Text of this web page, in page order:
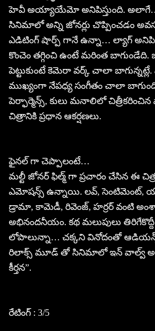
హెవీ అయ్యాయేమో అనిపిస్తుంది. అలాగే…
సినిమాలో అన్ని జోనర్లు చొప్పించడం
ఎడిటింగ్ షార్ప్ గానే ఉన్నా… ల్యాగ్
కొంచెం తగ్గించి ఉంటే మరింత బాగుండేది.
పెట్టుకుంటే కెమెరా వర్క్ చాలా
ముఖ్యంగా నేపధ్య సంగీతం చాలా
పెర్ఫార్మెన్స్, కులు మనాలిలో
చిత్రానికి ప్రధాన ఆకర్షణలు.
ఫైనల్ గా చెప్పాలంటే…
మల్టీ జోనర్ ఫిల్మ్ గా ప్రచారం చేసిన ఈ
ఎమోషన్స్ ఉన్నాయి. లవ్, సెంటిమెంట్,
డ్రామా, కామెడీ, రివెంజ్, హర్రర్ వంటి
అభినందనీయం. కథ మలుపులు తిరిగేకొద్దీ
లోపాలున్నా… చక్కని వినోదంతో ఆడియన్స్
రిలాక్స్ మూడ్ తో సినిమాలో ఇన్ వాల్వ్
కీర్తన”.
రేటింగ్ : 3/5